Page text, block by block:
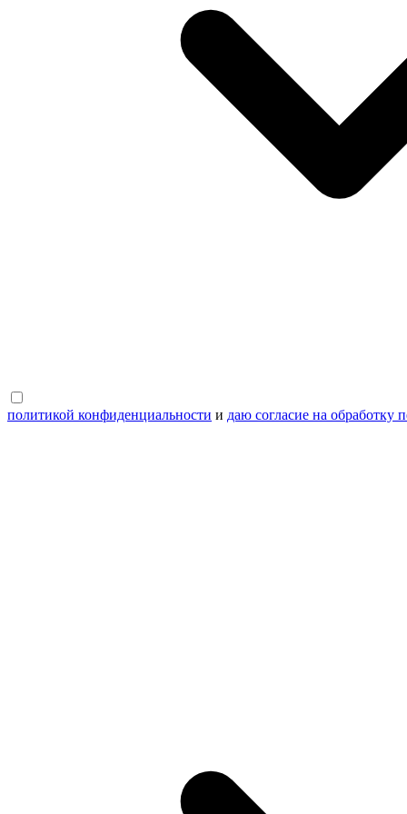
политикой конфиденциальности и даю согласие на обработку